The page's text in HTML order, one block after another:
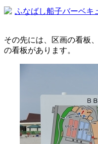
その先には、区画の看板
の看板があります。